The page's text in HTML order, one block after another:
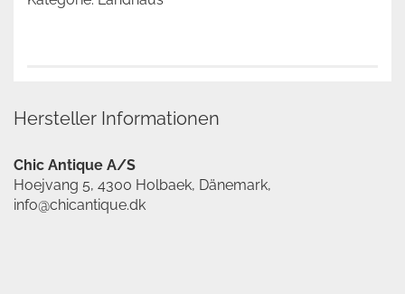
Hersteller Informationen
Chic Antique A/S
Hoejvang 5, 4300 Holbaek, Dänemark,
info@chicantique.dk